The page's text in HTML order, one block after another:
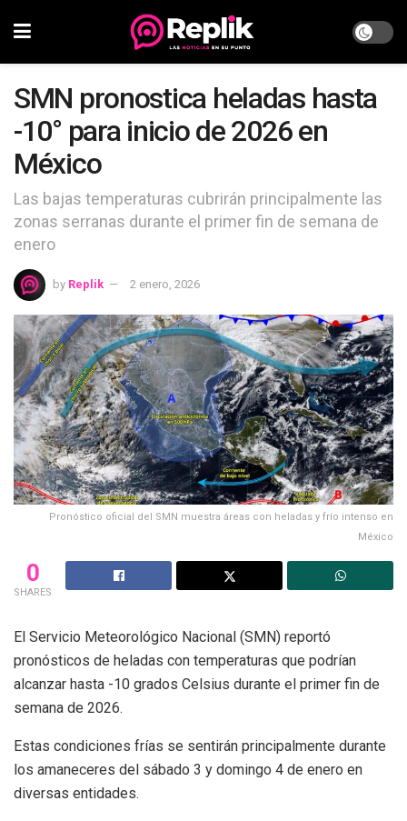
SMN pronostica heladas hasta
-10° para inicio de 2026 en
México
Las bajas temperaturas cubrirán principalmente las
zonas serranas durante el primer fin de semana de
enero
by Replik 2 enero, 2026
Pronóstico oficial del SMN muestra áreas con heladas y frío intenso en
México
0
SHARES
El Servicio Meteorológico Nacional (SMN) reportó
pronósticos de heladas con temperaturas que podrían
alcanzar hasta -10 grados Celsius durante el primer fin de
semana de 2026.
Estas condiciones frías se sentirán principalmente durante
los amaneceres del sábado 3 y domingo 4 de enero en
diversas entidades.